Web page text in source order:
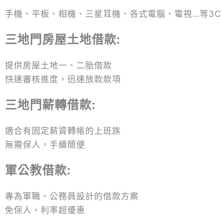
手機、平板、相機、三星耳機、各式電腦、電視…等
三地門房屋土地借款:
提供房屋土地一、二胎借款
快速審核進度，迅速放款款項
三地門薪轉借款:
適合有固定薪資轉帳的上班族
無需保人，手續簡便
軍公教借款:
專為軍職、公務員設計的借款方案
免保人，利率超優惠